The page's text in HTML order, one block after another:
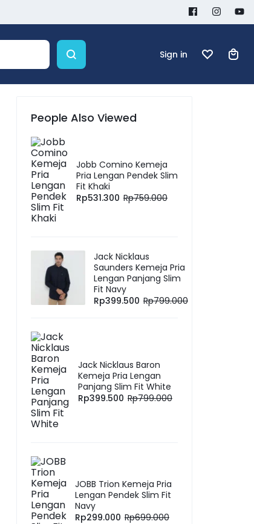
Sign in
People Also Viewed
Jobb Comino Kemeja
Pria Lengan Pendek Slim
Fit Khaki
Rp531.300 Rp759.000
Jack Nicklaus
Saunders Kemeja Pria
Lengan Panjang Slim
Fit Navy
Rp399.500 Rp799.000
Jack Nicklaus Baron
Kemeja Pria Lengan
Panjang Slim Fit White
Rp399.500 Rp799.000
JOBB Trion Kemeja Pria
Lengan Pendek Slim Fit
Navy
Rp299.000 Rp699.000